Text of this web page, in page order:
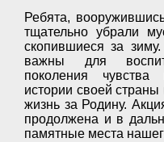
Ребята,
тщательно убрали
скопившиеся за
важны для
поколения
истории своей
жизнь за Родину.
продолжена и в
памятные места